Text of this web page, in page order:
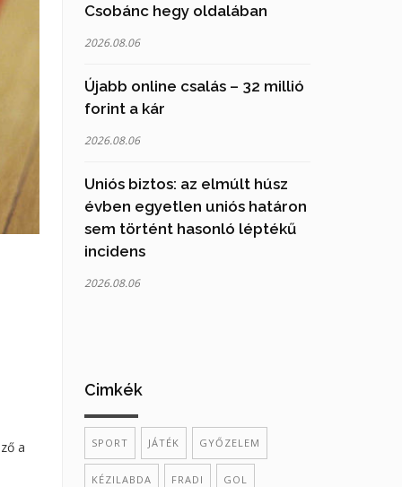
a
Csobánc hegy oldalában
2026.08.06
Újabb online csalás – 32 millió
forint a kár
2026.08.06
Uniós biztos: az elmúlt húsz
évben egyetlen uniós határon
sem történt hasonló léptékű
incidens
2026.08.06
Cimkék
SPORT JÁTÉK GYŐZELEM
KÉZILABDA FRADI GOL